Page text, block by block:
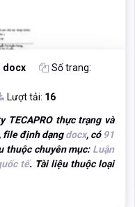
docx
Số trang:
Lượt tải: 16
TECAPRO thực trạng và
file định dạngdocx, có 91
thuộc chuyên mục: Luận
tế. Tài liệu thuộc loại